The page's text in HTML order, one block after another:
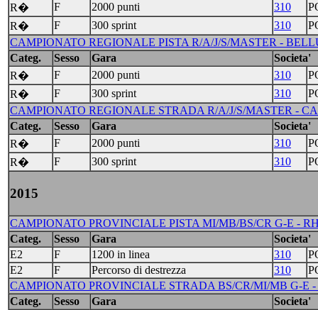
R�
F 2000 punti 310
R�
F 300 sprint 310
CAMPIONATO REGIONALE PISTA R/A/J/S/MASTER -
Categ.
Sesso Gara
Societa'
R�
F 2000 punti 310
R�
F 300 sprint 310
CAMPIONATO REGIONALE STRADA R/A/J/S/MASTER -
Categ.
Sesso Gara
Societa'
R�
F 2000 punti 310
R�
F 300 sprint 310
2015
CAMPIONATO PROVINCIALE PISTA MI/MB/BS/CR G-E -
Categ.
Sesso Gara
Societa'
E2
F 1200 in linea 310
E2
F Percorso di destrezza 310
CAMPIONATO PROVINCIALE STRADA BS/CR/MI/MB G-E
Categ.
Sesso Gara
Societa'